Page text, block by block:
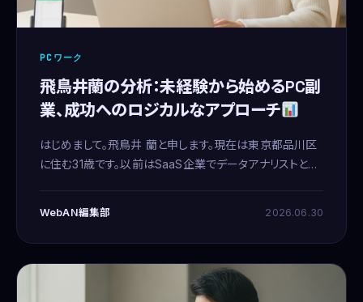
PCワーク
飛鳥井蘭の分析：未経験から始めるPC副
業、成功へのロジカルなアプローチ
はじめまして。飛鳥井 蘭と申します。現在は東京都品川区
に住む31歳です。以前はSaaS企業でデータアナリストとし
WebAN編集部 2026.06.30